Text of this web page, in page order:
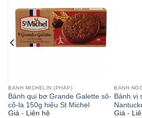
BÁNH MICHELIN (PHÁP)
Bánh qui bơ Grande Galette sô-
cô-la 150g hiệu St Michel
Giá - Liên hệ
BÁNH
Bánh vị
Giá -